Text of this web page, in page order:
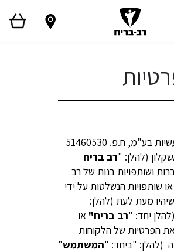
. רב בריח (08) תעשיות בע"מ, ח.פ. 51460530
רב בריח
ושותפויות בנות של רב
שותפויות הנשלטות על ידי
מעת לעת (להלן:
יחד: "רב בריח" או
הפרטיות של הלקוחות
(להלן: "ביחד: "המשתמש"